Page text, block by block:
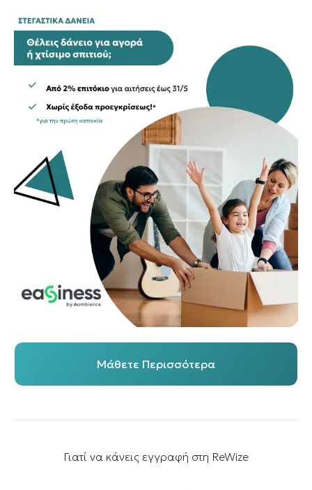
Μάθετε Περισσότερα
Γιατί να κάνεις εγγραφή στη ReWize